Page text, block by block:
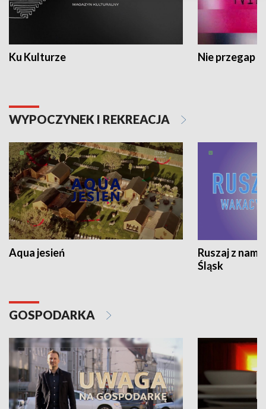
Ku Kulturze Nie przegap
WYPOCZYNEK I REKREACJA
Aqua jesień
Ruszaj z
Śląsk
GOSPODARKA